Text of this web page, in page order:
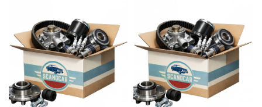
LISTE
D’ENVIE
LISTE
D’ENVIE